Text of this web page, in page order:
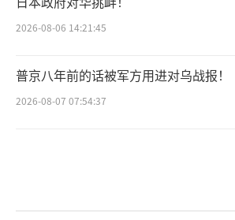
2026-08-06 14:21:45
普京八年前的话被军方用进对乌战报！
2026-08-07 07:54:37